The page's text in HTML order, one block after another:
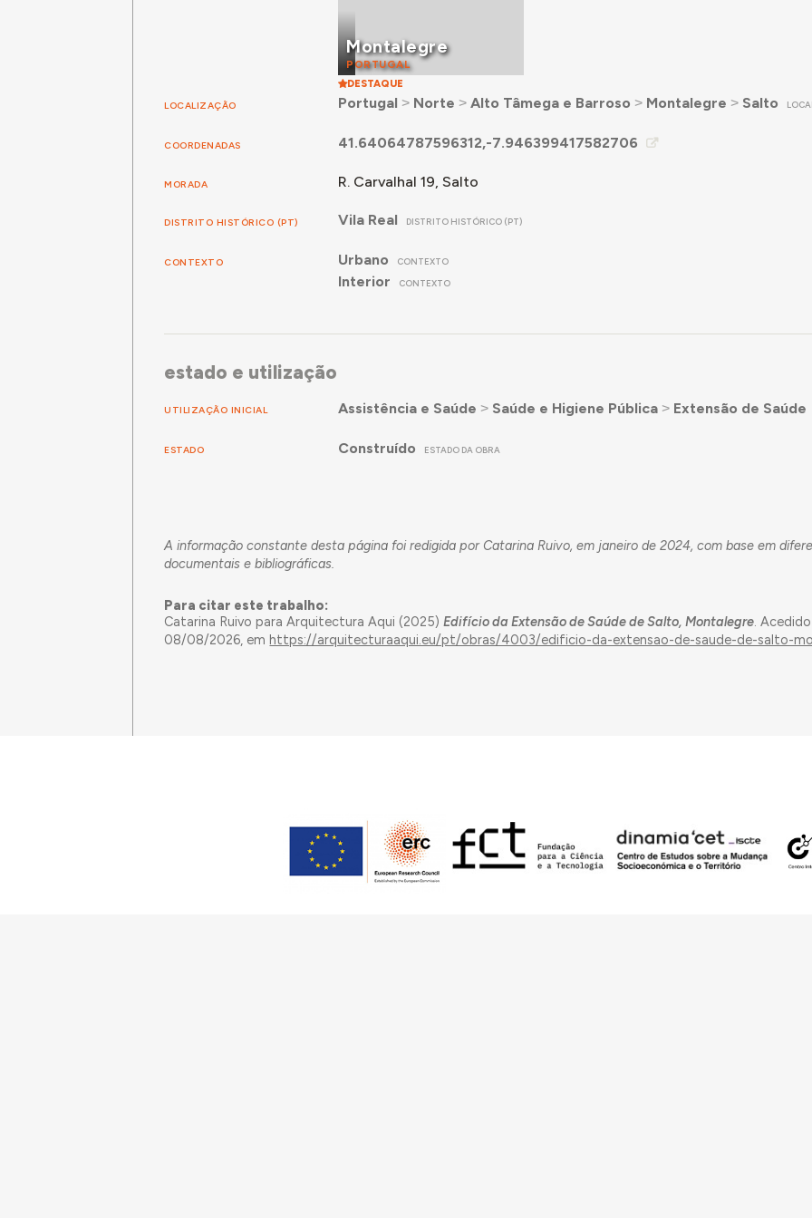
Montalegre
PORTUGAL
DESTAQUE
LOCALIZAÇÃO Portugal ˃ Norte ˃ Alto Tâmega e Barroso ˃ Montalegre ˃ Salto
COORDENADAS 41.64064787596312,-7.946399417582706
MORADA R. Carvalhal 19, Salto
DISTRITO HISTÓRICO (PT) Vila Real DISTRITO HISTÓRICO (PT)
CONTEXTO Urbano CONTEXTO
Interior CONTEXTO
estado e utilização
UTILIZAÇÃO INICIAL Assistência e Saúde ˃ Saúde e Higiene Pública˃ Extensão de Saúde
ESTADO Construído ESTADO DA OBRA
A informação constante desta página foi redigida por Catarina Ruivo, em janeiro de 2024, com base em
documentais e bibliográficas.
Para citar este trabalho:
Catarina Ruivo para Arquitectura Aqui (2025)Edifício da Extensão de Saúde de Salto, Montalegre.
08/08/2026, emhttps://arquitecturaaqui.eu/pt/obras/4003/edificio-da-extensao-de-saude-de-salto-